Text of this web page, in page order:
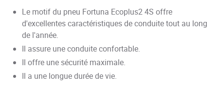
Le motif du pneu Fortuna Ecoplus2 4S offre
d'excellentes caractéristiques de conduite tout au long
de l'année.
Il assure une conduite confortable.
Il offre une sécurité maximale.
Il a une longue durée de vie.